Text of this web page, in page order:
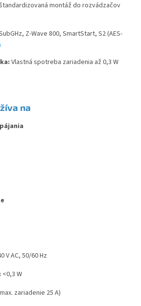
montáž do rozvádzačov
Z-Wave 800, SmartStart, S2 (AES-
Vlastná spotreba zariadenia až 0,3 W
na
V AC, 50/60 Hz
<0,3 W
zariadenie 25 A)